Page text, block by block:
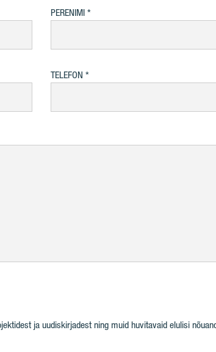
PERENIMI
TELEFON
ja uudiskirjadest ning muid huvitavaid elulisi